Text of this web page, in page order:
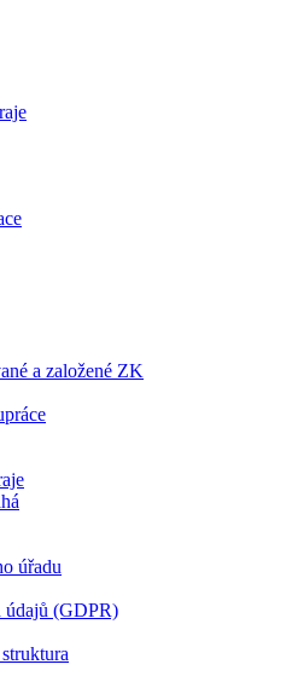
a založené ZK
úřadu
údajů (GDPR)